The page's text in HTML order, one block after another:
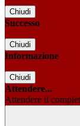
Chiudi
Successo
Chiudi
Informazione
Chiudi
Attendere...
Attendere il